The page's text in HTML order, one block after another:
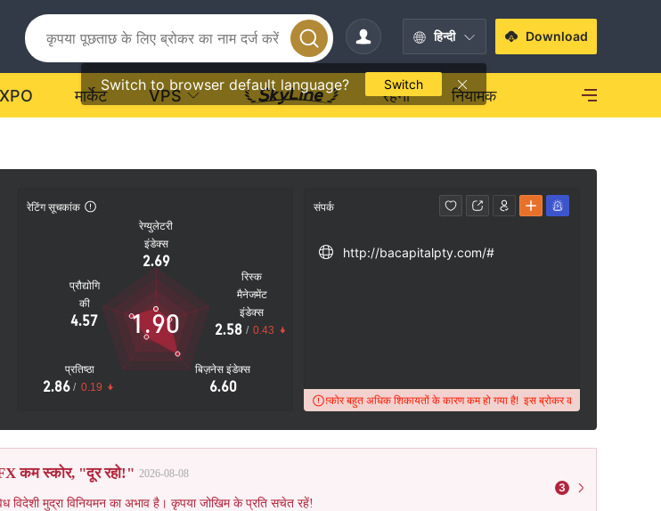
हिन्दी
Switch to browser default language? Switch
Download
मार्केट VPS रहना नियामक
रेटिंग सूचकांक
रेग्युलेटरी
इंडेक्स
2.69
प्रौद्योगि
की
4.57
प्रतिष्ठा
2.86 / 0.19
बिज़नेस इंडेक्स
6.60
रिस्क
मैनेजमेंट
इंडेक्स
2.58 / 0.43
1.90
संपर्क
http://bacapitalpty.com/#
इस ब्रोकर का विकीएफएक्स स्कोर बहुत अधिक शिकायतों के कारण कम हो गया है! इस ब्रोकर का विकीएफएक्स स्कोर
कम स्कोर, "दूर रहो!" 2026-08-08
विदेशी मुद्रा विनियमन का अभाव है। कृपया जोखिम के प्रति सचेत रहें!
3